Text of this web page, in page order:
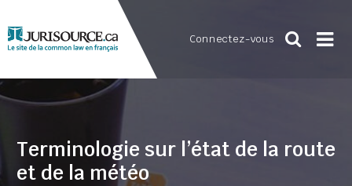
Connectez-vous
Terminologie sur l’état de la route
et de la météo